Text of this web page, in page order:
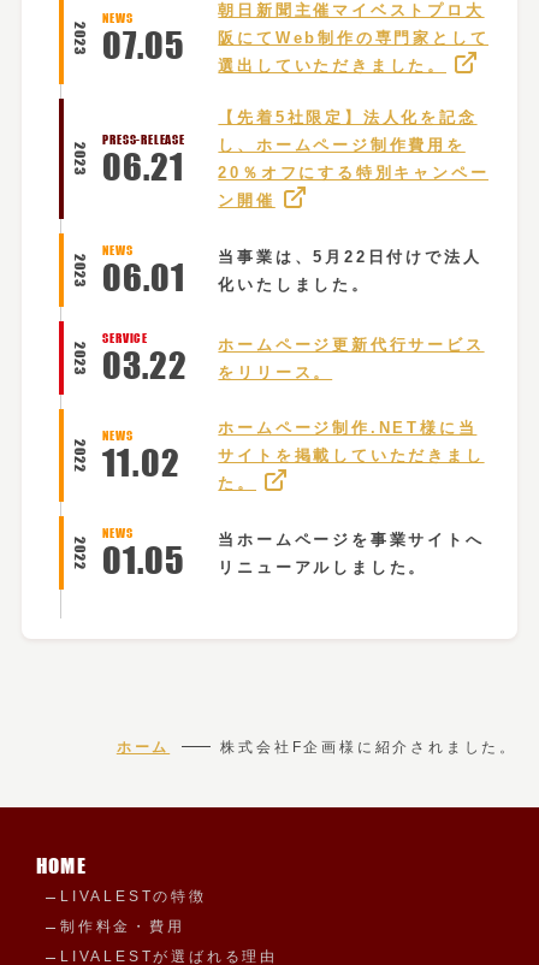
2023
NEWS
07.05
朝日新聞主催マイベストプロ大
阪にてWeb制作の専門家として
選出していただきました。
2023
PRESS-RELEASE
06.21
【先着5社限定】法人化を記念
し、ホームページ制作費用を
20％オフにする特別キャンペー
ン開催
2023
NEWS
06.01
当事業は、5月22日付けで法人
化いたしました。
2023
SERVICE
03.22
ホームページ更新代行サービス
をリリース。
2022
NEWS
11.02
ホームページ制作.NET様に当
サイトを掲載していただきまし
た。
2022
NEWS
01.05
当ホームページを事業サイトへ
リニューアルしました。
ホーム 株式会社F企画様に紹介されました。
HOME
LIVALESTの特徴
制作料金・費用
LIVALESTが選ばれる理由